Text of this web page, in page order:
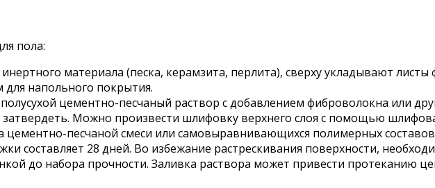
пола:
материала (песка, керамзита, перлита), сверху укладывают
для напольного покрытия.
цементно-песчаный раствор с добавлением фиброволокна или
Можно произвести шлифовку верхнего слоя с помощью
цементно-песчаной смеси или самовыравнивающихся полимерных
составляет 28 дней. Во избежание растрескивания поверхности,
до набора прочности. Заливка раствора может привести протеканию